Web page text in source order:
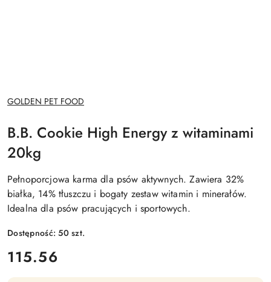
NAZWA
PRODUCENTA:
GOLDEN PET FOOD
B.B. Cookie High Energy z witaminami
20kg
Pełnoporcjowa karma dla psów aktywnych. Zawiera 32%
białka, 14% tłuszczu i bogaty zestaw witamin i minerałów.
Idealna dla psów pracujących i sportowych.
Dostępność:50szt.
cena:
115.56